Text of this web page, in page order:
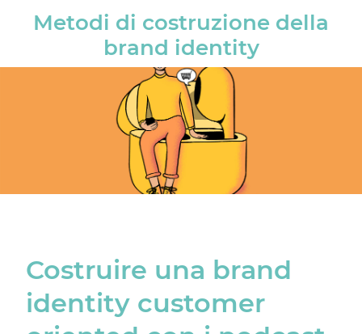
Metodi di costruzione della
brand identity
Costruire una brand
identity customer